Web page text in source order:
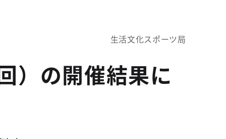
生活文化スポーツ局
）の開催結果に